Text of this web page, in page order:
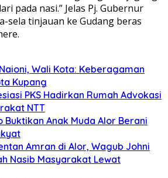
pada nasi.” Jelas Pj. Gubernur
sela tinjauan ke Gudang beras
Wali Kota: Keberagaman
Kupang
PKS Hadirkan Rumah Advokasi
NTT
Buktikan Anak Muda Alor Berani
Amran di Alor, Wagub Johni
Nasib Masyarakat Lewat